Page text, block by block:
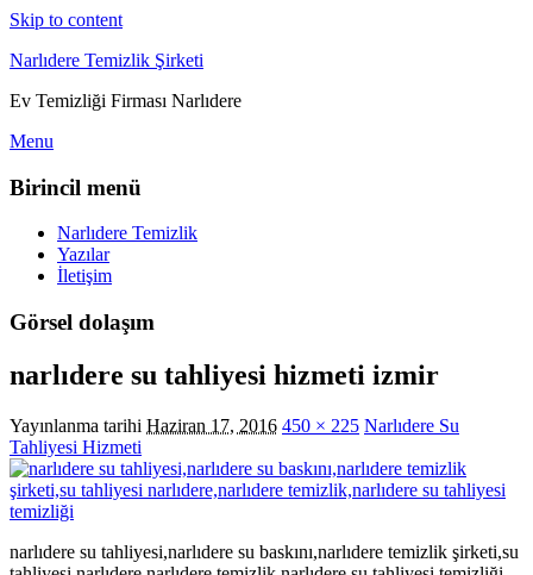
Skip to content
Narlıdere Temizlik Şirketi
Ev Temizliği Firması Narlıdere
Menu
Birincil menü
Narlıdere Temizlik
Yazılar
İletişim
Görsel dolaşım
narlıdere su tahliyesi hizmeti izmir
Yayınlanma tarihi Haziran 17, 2016 450 × 225 Narlıdere Su
Tahliyesi Hizmeti
narlıdere su tahliyesi,narlıdere su baskını,narlıdere temizlik şirketi,su